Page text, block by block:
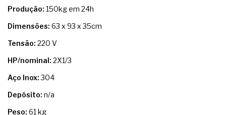
Produção: 150kg em 24h
Dimensões: 63 x 93 x 35cm
Tensão: 220 V
HP/nominal: 2X1/3
Aço Inox:304
Depósito: n/a
Peso: 61 kg